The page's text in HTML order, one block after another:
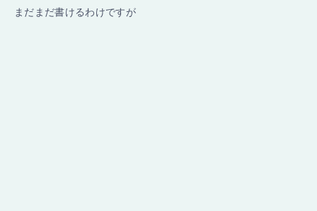
まだまだ書けるわけですが